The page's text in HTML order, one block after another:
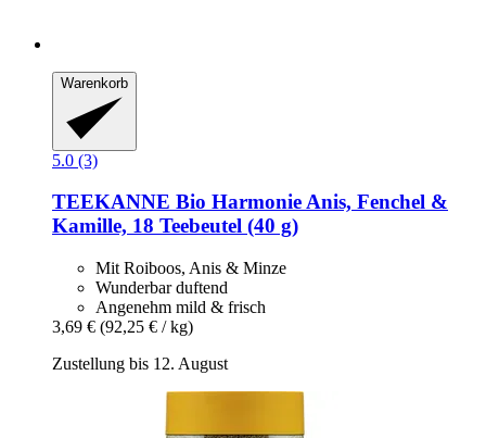
Warenkorb
5.0 (3)
TEEKANNE Bio Harmonie Anis, Fenchel &
Kamille, 18 Teebeutel (40 g)
Mit Roiboos, Anis & Minze
Wunderbar duftend
Angenehm mild & frisch
3,69 € (92,25 € / kg)
Zustellung bis 12. August